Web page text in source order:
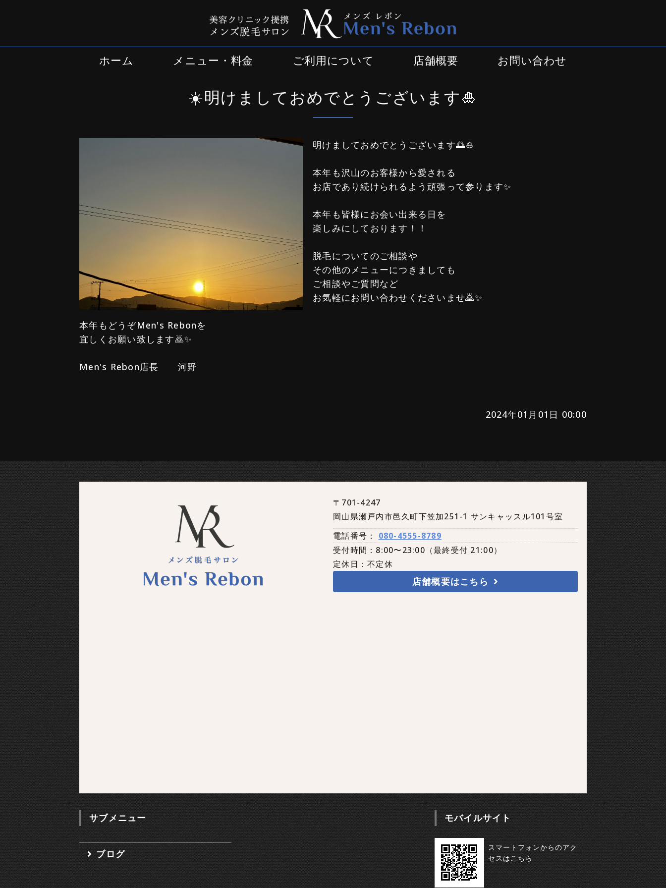
ホーム メニュー・料金 ご利用について 店舗概要 お問い合わせ
☀️明けましておめでとうございます🎍
明けましておめでとうございます🌅🎍
本年も沢山のお客様から愛される
お店であり続けられるよう頑張って参ります✨
本年も皆様にお会い出来る日を
楽しみにしております！！
脱毛についてのご相談や
その他のメニューにつきましても
ご相談やご質問など
お気軽にお問い合わせくださいませ🙇✨
本年もどうぞMen's Rebonを
宜しくお願い致します🙇✨
Men's Rebon店長 河野
2024年01月01日 00:00
〒701-4247
岡山県瀬戸内市邑久町下笠加251-1 サンキャッスル101号室
電話番号： 080-4555-8789
受付時間：8:00〜23:00（最終受付 21:00）
定休日：不定休
店舗概要はこちら
サブメニュー
ブログ
モバイルサイト
スマートフォンからのアク
セスはこちら